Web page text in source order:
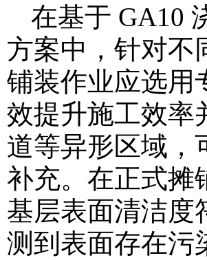
在基于 GA10
方案中，针对不
铺装作业应选用
效提升施工效率
道等异形区域，
补充。在正式摊
基层表面清洁度
测到表面存在污